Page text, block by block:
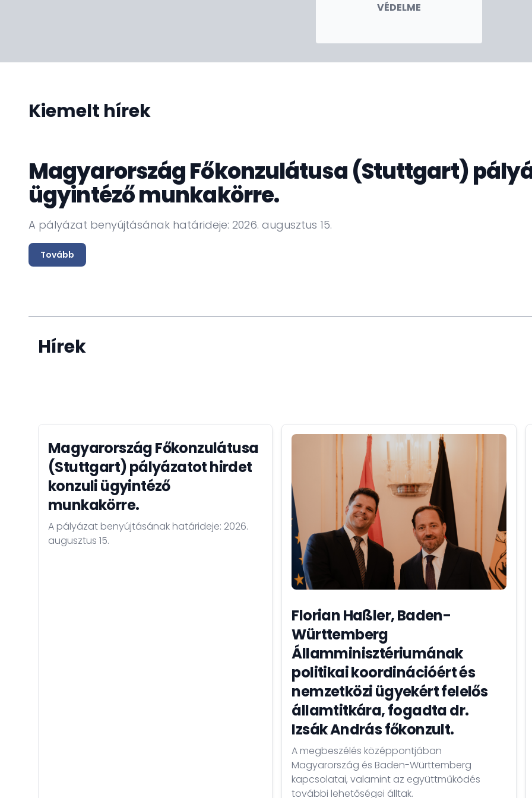
magyar nyelvű oktatás állami szintű bevezetésével, a konzuli magyar iskola megnyitásával.
érdeklődőknek a tájékozódásban, és ezzel az országaink közötti kapcsolatokat is erősítjük.
VÉDELME
Kiemelt hírek
Magyarország Főkonzulátusa (Stuttgart)
ügyintéző munkakörre.
A pályázat benyújtásának határideje: 2026. augusztus 15.
Tovább
Hírek
Magyarország Főkonzulátusa
(Stuttgart) pályázatot hirdet
konzuli ügyintéző
munkakörre.
A pályázat benyújtásának határideje: 2026.
augusztus 15.
Florian Haßler, Baden-
Württemberg
Államminisztériumának
politikai koordinációért és
nemzetközi ügyekért felelős
államtitkára, fogadta dr.
Izsák András főkonzult.
A megbeszélés középpontjában
Magyarország és Baden-Württemberg
kapcsolatai, valamint az együttműködés
további lehetőségei álltak.